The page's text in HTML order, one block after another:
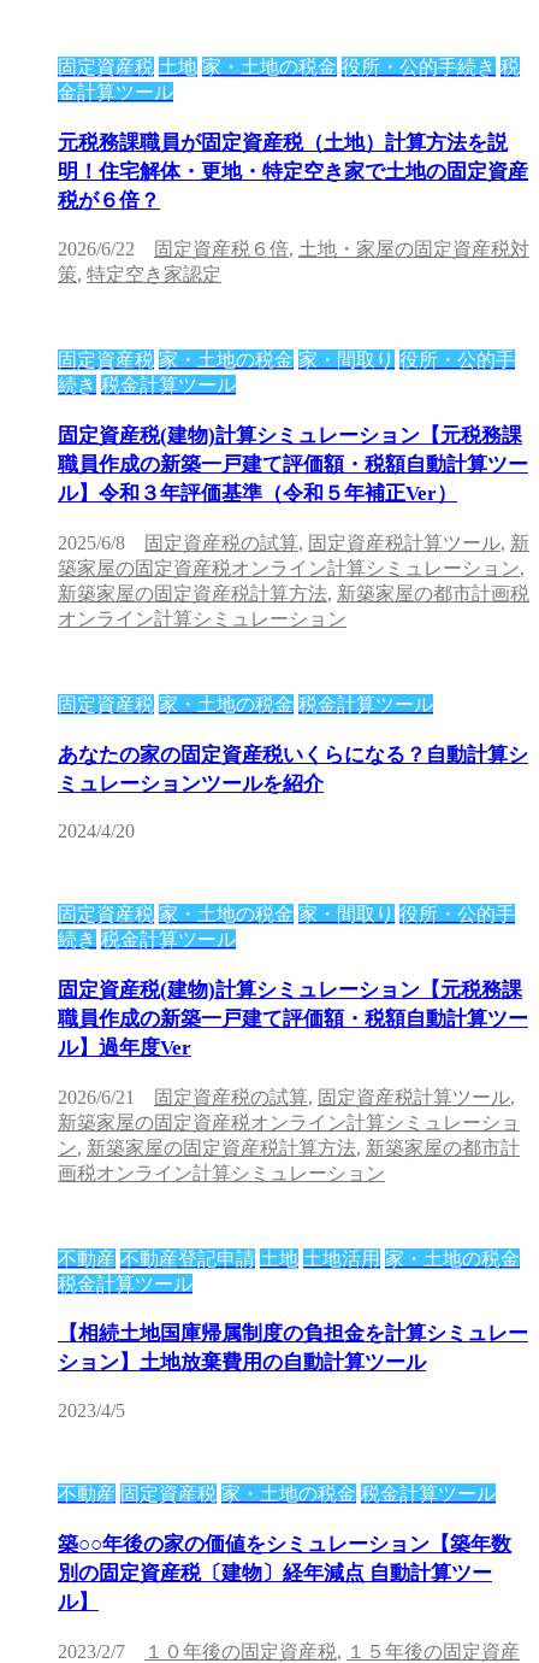
固定資産税 土地 家・土地の税金 役所・公的手続き 税
金計算ツール
元税務課職員が固定資産税（土地）計算方法を説
明！住宅解体・更地・特定空き家で土地の固定資産
税が６倍？
2026/6/22 固定資産税６倍, 土地・家屋の固定資産税対
策, 特定空き家認定
固定資産税 家・土地の税金 家・間取り 役所・公的手
続き 税金計算ツール
固定資産税(建物)計算シミュレーション【元税務課
職員作成の新築一戸建て評価額・税額自動計算ツー
ル】令和３年評価基準（令和５年補正Ver）
2025/6/8 固定資産税の試算, 固定資産税計算ツール, 新
築家屋の固定資産税オンライン計算シミュレーション,
新築家屋の固定資産税計算方法, 新築家屋の都市計画税
オンライン計算シミュレーション
固定資産税 家・土地の税金 税金計算ツール
あなたの家の固定資産税いくらになる？自動計算シ
ミュレーションツールを紹介
2024/4/20
固定資産税 家・土地の税金 家・間取り 役所・公的手
続き 税金計算ツール
固定資産税(建物)計算シミュレーション【元税務課
職員作成の新築一戸建て評価額・税額自動計算ツー
ル】過年度Ver
2026/6/21 固定資産税の試算, 固定資産税計算ツール,
新築家屋の固定資産税オンライン計算シミュレーショ
ン, 新築家屋の固定資産税計算方法, 新築家屋の都市計
画税オンライン計算シミュレーション
不動産 不動産登記申請 土地 土地活用 家・土地の税金
税金計算ツール
【相続土地国庫帰属制度の負担金を計算シミュレー
ション】土地放棄費用の自動計算ツール
2023/4/5
不動産 固定資産税 家・土地の税金 税金計算ツール
築○○年後の家の価値をシミュレーション【築年数
別の固定資産税〔建物〕経年減点 自動計算ツー
ル】
2023/2/7 １０年後の固定資産税, １５年後の固定資産